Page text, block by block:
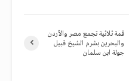
قمة ثلاثية تجمع مصر والأردن
والبحرين بشرم الشيخ قبيل
جولة ابن سلمان